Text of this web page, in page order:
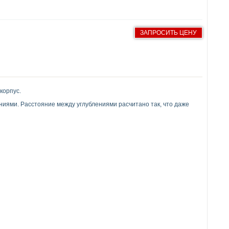
ЗАПРОСИТЬ ЦЕНУ
Расстояние между углублениями расчитано так, что даже